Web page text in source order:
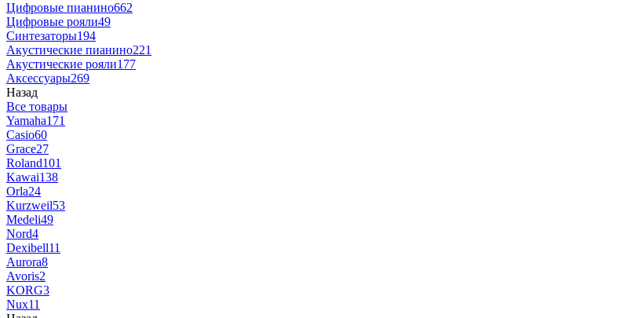
Цифровые пианино662
Цифровые рояли49
Синтезаторы194
Акустические пианино221
Акустические рояли177
Аксессуары269
Назад
Все товары
Yamaha171
Casio60
Grace27
Roland101
Kawai138
Orla24
Kurzweil53
Medeli49
Nord4
Dexibell11
Aurora8
Avoris2
KORG3
Nux11